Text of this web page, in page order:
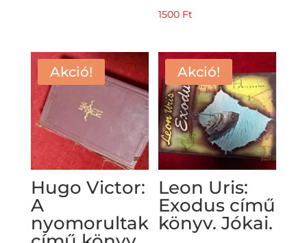
1500 Ft
Akció!
Hugo Victor:
A
nyomorultak
Akció!
Leon Uris:
Exodus című
könyv. Jókai.